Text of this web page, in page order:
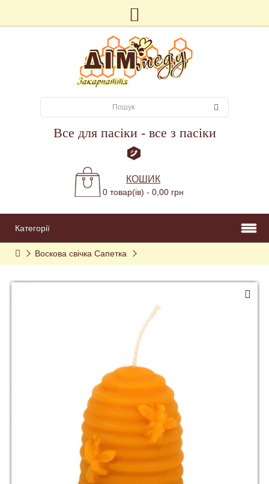
Все для пасіки - все з пасіки
КОШИК
0 товар(ів) - 0,00 грн
Категорії
Воскова свічка Сапетка